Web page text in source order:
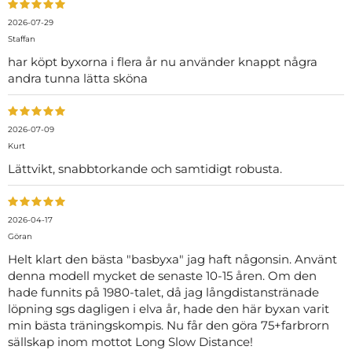
2026-07-29
Staffan
har köpt byxorna i flera år nu använder knappt några
andra tunna lätta sköna
2026-07-09
Kurt
Lättvikt, snabbtorkande och samtidigt robusta.
2026-04-17
Göran
Helt klart den bästa "basbyxa" jag haft någonsin. Använt
denna modell mycket de senaste 10-15 åren. Om den
hade funnits på 1980-talet, då jag långdistanstränade
löpning sgs dagligen i elva år, hade den här byxan varit
min bästa träningskompis. Nu får den göra 75+farbrorn
sällskap inom mottot Long Slow Distance!